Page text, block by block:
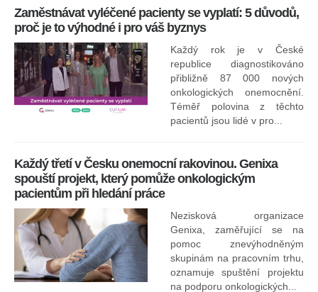
Zaměstnávat vyléčené pacienty se vyplatí: 5 důvodů,
proč je to výhodné i pro váš byznys
Každý rok je v České
republice diagnostikováno
přibližně 87 000 nových
onkologických onemocnění.
Téměř polovina z těchto
pacientů jsou lidé v pro...
Každý třetí v Česku onemocní rakovinou. Genixa
spouští projekt, který pomůže onkologickým
pacientům při hledání práce
Nezisková organizace
Genixa, zaměřující se na
pomoc znevýhodněným
skupinám na pracovním trhu,
oznamuje spuštění projektu
na podporu onkologických...